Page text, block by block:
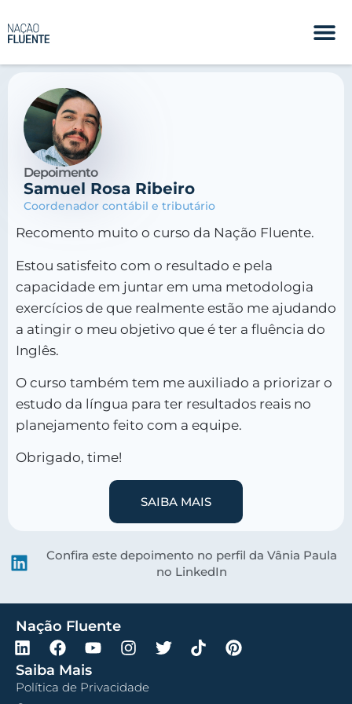
Depoimento
Samuel Rosa Ribeiro
Coordenador contábil e tributário
Recomento muito o curso da Nação Fluente.
Estou satisfeito com o resultado e pela
capacidade em juntar em uma metodologia
exercícios de que realmente estão me ajudando
a atingir o meu objetivo que é ter a fluência do
Inglês.
O curso também tem me auxiliado a priorizar o
estudo da língua para ter resultados reais no
planejamento feito com a equipe.
Obrigado, time!
SAIBA MAIS
Confira este depoimento no perfil da Vânia Paula
no LinkedIn
Nação Fluente
Saiba Mais
Política de Privacidade